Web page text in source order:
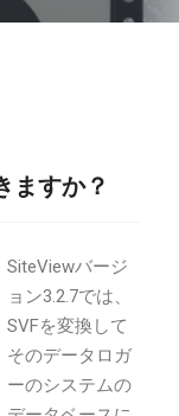
ますか？
SiteViewバージ
ョン3.2.7では、
SVFを変換して
そのデータロガ
ーのシステムの